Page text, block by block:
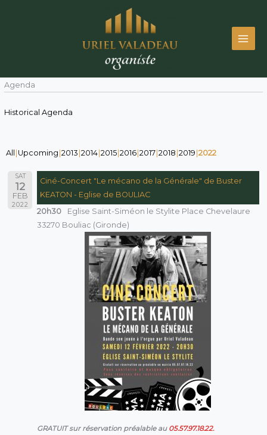
Agenda
Historical Agenda
All Upcoming 2013 2014 2015 2016 2017 2018 2019 2022
SAT
12
FEB
2022
Ciné-Concert "Le mécano de la Générale" de Buster
KEATON - Eglise de BOULIAC
20h30
Eglise Saint-Siméon le Stylite Place Chevelaure
33270 Bouliac (Gironde)
GRATUIT sur réservation préalable au 05.57.97.18.22.